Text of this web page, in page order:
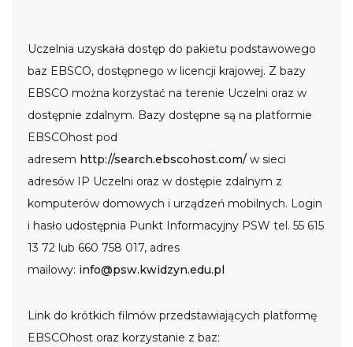
Uczelnia uzyskała dostęp do pakietu podstawowego
baz EBSCO, dostępnego w licencji krajowej. Z bazy
EBSCO można korzystać na terenie Uczelni oraz w
dostępnie zdalnym. Bazy dostępne są na platformie
EBSCOhost pod
adresem http://search.ebscohost.com/ w sieci
adresów IP Uczelni oraz w dostępie zdalnym z
komputerów domowych i urządzeń mobilnych. Login
i hasło udostępnia Punkt Informacyjny PSW tel. 55 615
13 72 lub 660 758 017, adres
mailowy: info@psw.kwidzyn.edu.pl
Link do krótkich filmów przedstawiających platformę
EBSCOhost oraz korzystanie z baz: